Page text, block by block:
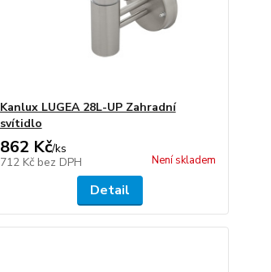
Kanlux LUGEA 28L-UP Zahradní
svítidlo
862 Kč/ks
712 Kč bez DPH Není skladem
Detail